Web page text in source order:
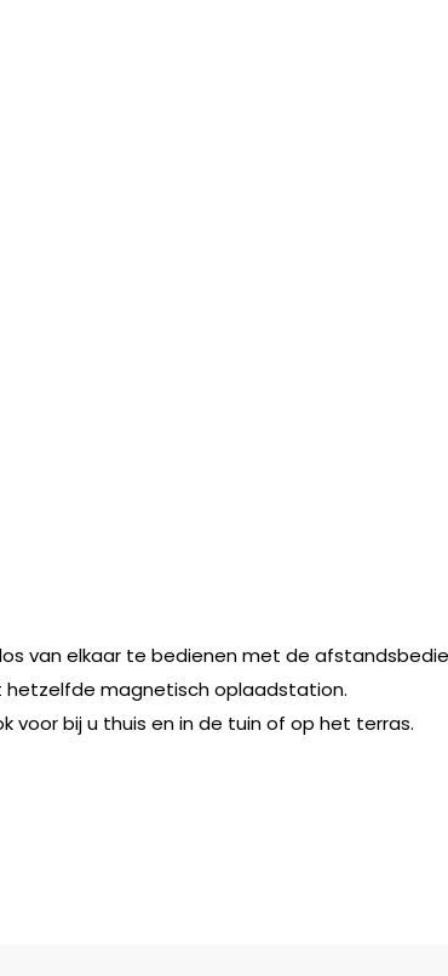
van elkaar te bedienen met de
magnetisch oplaadstation.
voor bij u thuis en in de tuin of op het terras.